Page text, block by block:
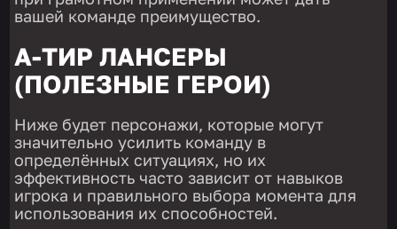
вашей команде преимущество.
A-ТИР ЛАНСЕРЫ
(ПОЛЕЗНЫЕ ГЕРОИ)
Ниже будет персонажи, которые могут
значительно усилить команду в
определённых ситуациях, но их
эффективность часто зависит от навыков
игрока и правильного выбора момента для
использования их способностей.